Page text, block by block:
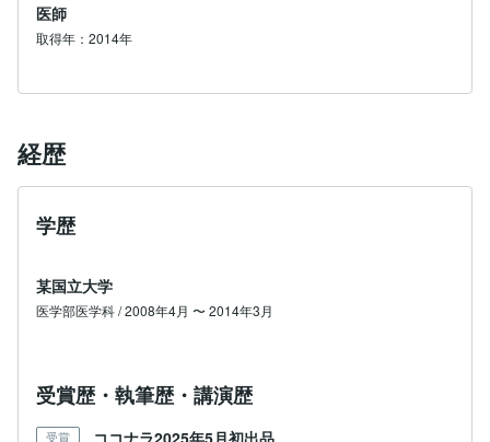
医師
取得年：2014年
経歴
学歴
某国立大学
医学部医学科 / 2008年4月 〜 2014年3月
受賞歴・執筆歴・講演歴
受賞 ココナラ2025年5月初出品